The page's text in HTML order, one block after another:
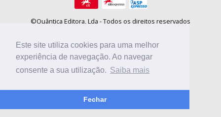
Este site utiliza cookies para uma melhor
experiência de navegação. Ao navegar
consente a sua utilização. Saiba mais
Fechar
©Quântica Editora, Lda - Todos os direitos reservados
E-mail: info@booki.pt
Tel.: +351 220 104 872(custo de chamada para a rede fixa